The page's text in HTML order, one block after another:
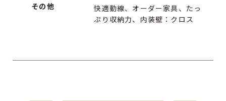
その他
快適動線、オーダー家具、たっ
ぷり収納力、内装壁：クロス